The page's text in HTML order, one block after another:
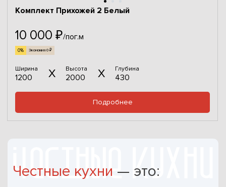
Комплект Прихожей 2 Белый
10 000 ₽/пог.м
0% Экономия 0 ₽
Ширина
1200
Высота
2000
Глубина
430
Подробнее
Честные кухни — это: